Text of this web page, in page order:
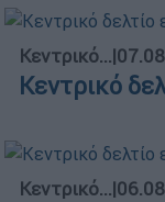
Κεντρικό...|
Κεντρικό
Κεντρικό...|